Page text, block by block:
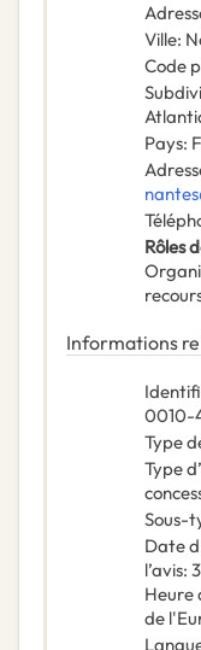
Ville:
Code
Pays:
Rôles
Informations
0010-
Type
Type
Sous-
Date
l’avis:
Heure
de